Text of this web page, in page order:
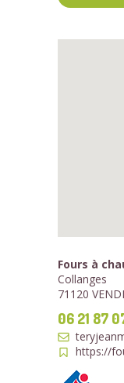
Fours à
Collanges
71120
06 21 87
https://